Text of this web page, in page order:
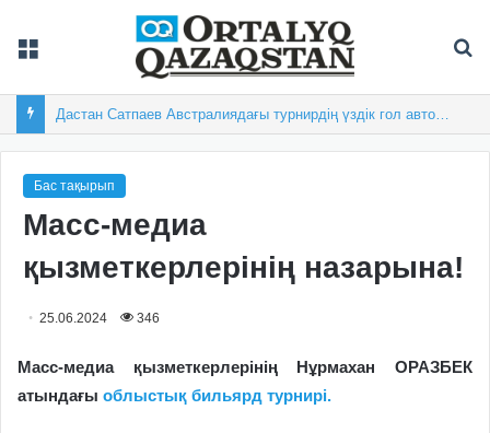
Бас тақырып
Масс-медиа
қызметкерлерінің назарына!
25.06.2024 346
Масс-медиа қызметкерлерінің Нұрмахан ОРАЗБЕК
атындағы облыстық бильярд турнирі.